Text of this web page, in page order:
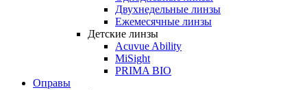
Двухнедельные линзы
Ежемесячные линзы
Детские линзы
Acuvue Ability
MiSight
PRIMA BIO
Оправы